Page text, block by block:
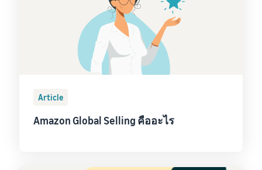
Article
Amazon Global Selling คืออะไร